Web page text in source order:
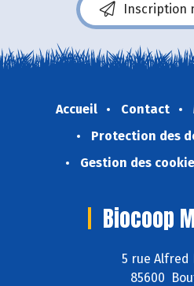
Inscription
Accueil Contact
Protection des
Gestion des
Biocoop
5 rue Alfred
85600